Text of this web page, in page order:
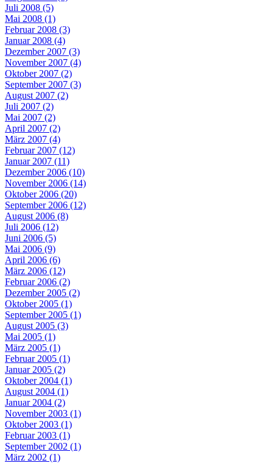
Juli 2008 (5)
Mai 2008 (1)
Februar 2008 (3)
Januar 2008 (4)
Dezember 2007 (3)
November 2007 (4)
Oktober 2007 (2)
September 2007 (3)
August 2007 (2)
Juli 2007 (2)
Mai 2007 (2)
April 2007 (2)
März 2007 (4)
Februar 2007 (12)
Januar 2007 (11)
Dezember 2006 (10)
November 2006 (14)
Oktober 2006 (20)
September 2006 (12)
August 2006 (8)
Juli 2006 (12)
Juni 2006 (5)
Mai 2006 (9)
April 2006 (6)
März 2006 (12)
Februar 2006 (2)
Dezember 2005 (2)
Oktober 2005 (1)
September 2005 (1)
August 2005 (3)
Mai 2005 (1)
März 2005 (1)
Februar 2005 (1)
Januar 2005 (2)
Oktober 2004 (1)
August 2004 (1)
Januar 2004 (2)
November 2003 (1)
Oktober 2003 (1)
Februar 2003 (1)
September 2002 (1)
März 2002 (1)